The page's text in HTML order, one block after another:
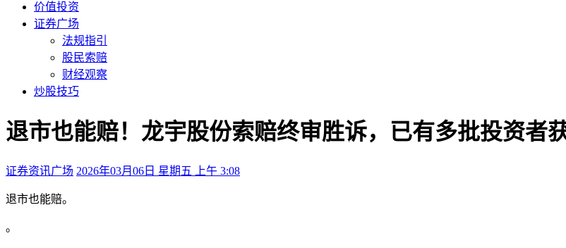
价值投资
证券广场
法规指引
股民索赔
财经观察
炒股技巧
退市也能赔！龙宇股份索赔终审胜诉，已有多批投资者
证券资讯广场 2026年03月06日 星期五 上午 3:08
退市也能赔。
。